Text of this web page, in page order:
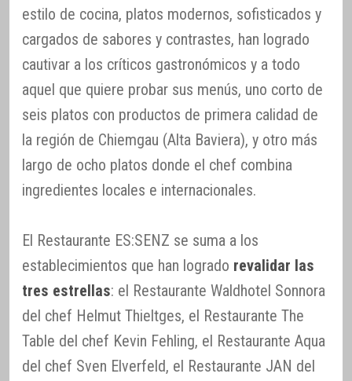
estilo de cocina, platos modernos, sofisticados y
cargados de sabores y contrastes, han logrado
cautivar a los críticos gastronómicos y a todo
aquel que quiere probar sus menús, uno corto de
seis platos con productos de primera calidad de
la región de Chiemgau (Alta Baviera), y otro más
largo de ocho platos donde el chef combina
ingredientes locales e internacionales.
El Restaurante ES:SENZ se suma a los
establecimientos que han logrado revalidar las
tres estrellas: el Restaurante Waldhotel Sonnora
del chef Helmut Thieltges, el Restaurante The
Table del chef Kevin Fehling, el Restaurante Aqua
del chef Sven Elverfeld, el Restaurante JAN del